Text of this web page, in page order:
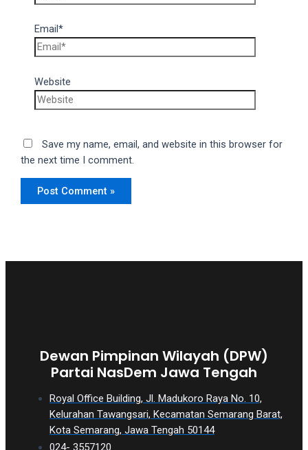
Email*
Website
Save my name, email, and website in this browser for
the next time I comment.
Dewan Pimpinan Wilayah (DPW)
Partai NasDem Jawa Tengah
Royal Office Building, Jl. Madukoro Raya No. 10,
Kelurahan Tawangsari, Kecamatan Semarang Barat,
Kota Semarang, Jawa Tengah 50144
024- 3557120